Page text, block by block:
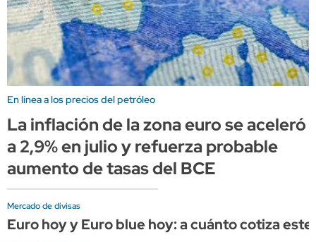
En línea a los precios del petróleo
La inflación de la zona euro se aceleró
a 2,9% en julio y refuerza probable
aumento de tasas del BCE
Mercado de divisas
Euro hoy y Euro blue hoy: a cuánto cotiza